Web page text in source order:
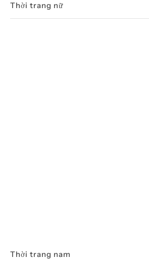
Thời trang nữ
Thời trang nam